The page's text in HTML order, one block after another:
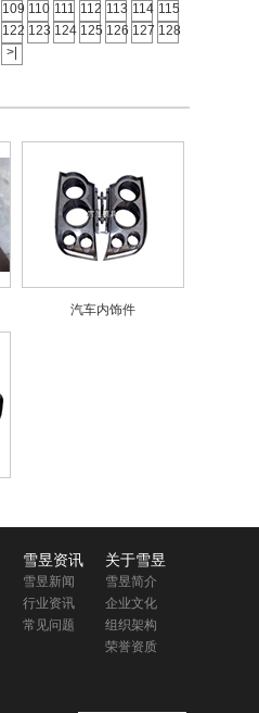
109 110 111 112 113 114 115
122 123 124 125 126 127 128
>|
汽车内饰件
雪昱资讯
雪昱新闻
行业资讯
常见问题
关于雪昱
雪昱简介
企业文化
组织架构
荣誉资质